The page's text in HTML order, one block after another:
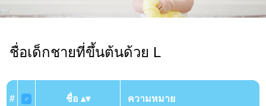
ชื่อเด็กชายที่ขึ้นต้นด้วย L
# ♂ ชื่อ ความหมาย